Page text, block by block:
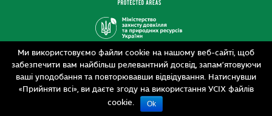
Ми використовуємо файли cookie на нашому веб-сайті, щоб
забезпечити вам найбільш релевантний досвід, запам’ятовуючи
ваші уподобання та повторювавши відвідування. Натиснувши
«Прийняти всі», ви даєте згоду на використання УСІХ файлів
cookie.
Ok
Дизайн
Розробка
siteGist